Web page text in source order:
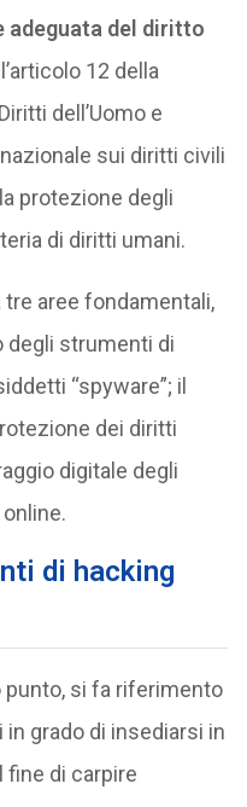
adeguata del diritto
12 della
dell’Uomo e
sui diritti civili
protezione degli
di diritti umani.
aree fondamentali,
degli strumenti di
“spyware”; il
dei diritti
digitale degli
di hacking
punto, si fa riferimento
in grado di insediarsi in
fine di carpire